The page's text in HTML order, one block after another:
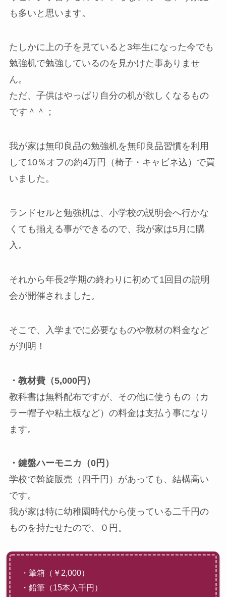
も多いと思います。
たしかに上の子を見ていると3年生になった今でも
勉強机で勉強しているのを見かけた事ありませ
ん。
ただ、子供はやっぱり自分の机が欲しくなるもの
です＾＾；
我が家は無印良品の勉強机を無印良品習慣を利用
して10％オフの約4万円（椅子・キャビネ込）で買
いました。
ランドセルと勉強机は、小学校の説明会へ行かな
くても揃える事ができるので、我が家は5月に購
入。
それから年長2学期の終わりに初めて1回目の説明
会が開催されました。
そこで、入学までに必要なものや教材の料金など
が判明！
・教材費（5,000円）
教科書は無料配布ですが、その他に使うもの（カ
ラー帽子や粘土板など）の料金は支払う事になり
ます。
・鍵盤ハーモニカ（0円）
学校で斡旋販売（四千円）があっても、結構高い
です。
我が家は特に幼稚園時代から使っている二千円の
ものを持たせたので、０円。
・筆箱（￥2,000）
・鉛筆（15本入千円）